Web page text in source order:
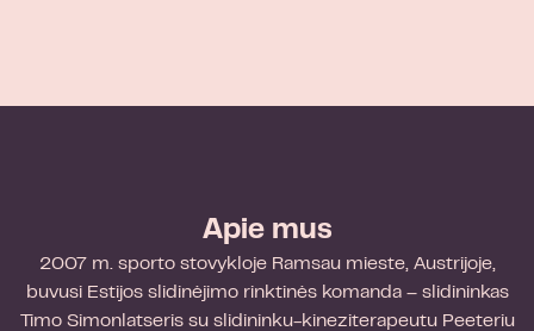
Apie mus
2007 m. sporto stovykloje Ramsau mieste, Austrijoje,
buvusi Estijos slidinėjimo rinktinės komanda – slidininkas
Timo Simonlatseris su slidininku-kineziterapeutu Peeteriu